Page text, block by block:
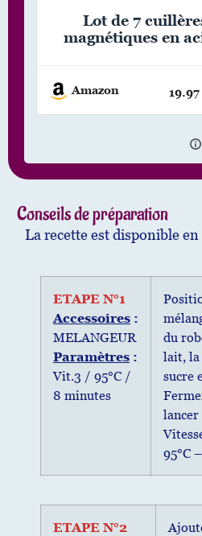
Lot de 7
magnétiques en
liquides, tient dans
Amazon
Conseils de préparation
La recette est disponible en
ETAPE N°1
Accessoires :
MELANGEUR
Paramètres :
Vit.3 / 95°C /
8 minutes
du
lait, la
sucre
95°C
ETAPE N°2